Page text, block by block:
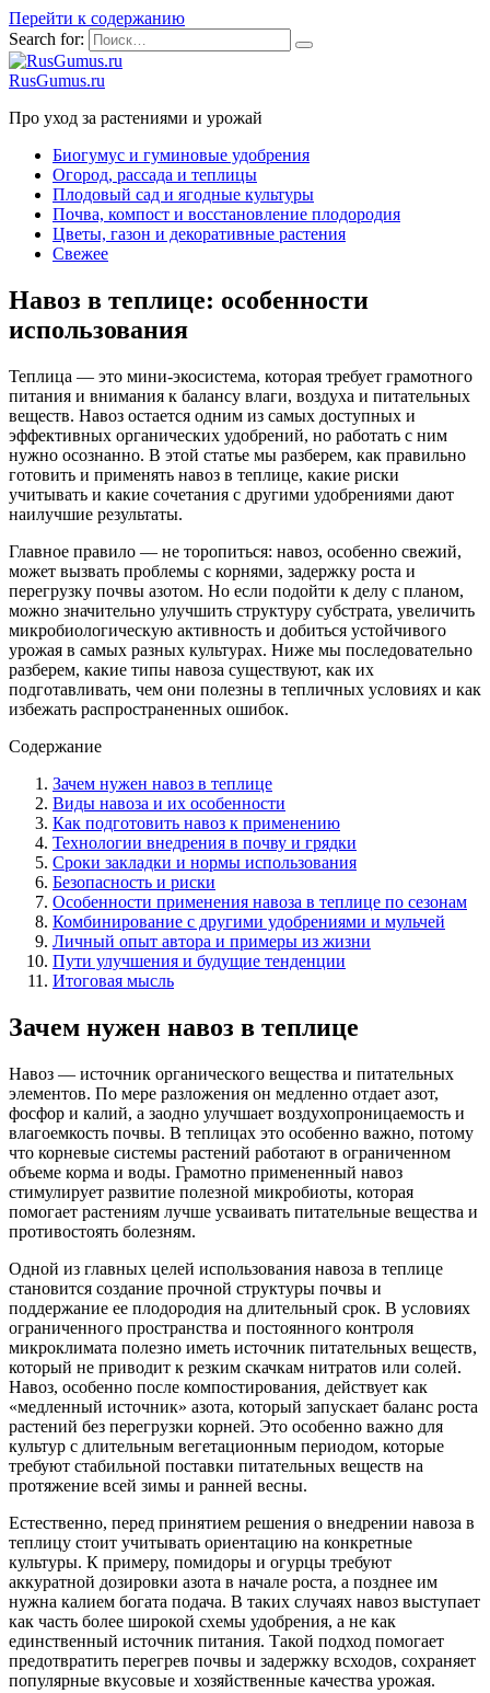
Перейти к содержанию
Search for:
RusGumus.ru
Про уход за растениями и урожай
Биогумус и гуминовые удобрения
Огород, рассада и теплицы
Плодовый сад и ягодные культуры
Почва, компост и восстановление плодородия
Цветы, газон и декоративные растения
Свежее
Навоз в теплице: особенности
использования
Теплица — это мини-экосистема, которая требует грамотного
питания и внимания к балансу влаги, воздуха и питательных
веществ. Навоз остается одним из самых доступных и
эффективных органических удобрений, но работать с ним
нужно осознанно. В этой статье мы разберем, как правильно
готовить и применять навоз в теплице, какие риски
учитывать и какие сочетания с другими удобрениями дают
наилучшие результаты.
Главное правило — не торопиться: навоз, особенно свежий,
может вызвать проблемы с корнями, задержку роста и
перегрузку почвы азотом. Но если подойти к делу с планом,
можно значительно улучшить структуру субстрата, увеличить
микробиологическую активность и добиться устойчивого
урожая в самых разных культурах. Ниже мы последовательно
разберем, какие типы навоза существуют, как их
подготавливать, чем они полезны в тепличных условиях и как
избежать распространенных ошибок.
Содержание
Зачем нужен навоз в теплице
Виды навоза и их особенности
Как подготовить навоз к применению
Технологии внедрения в почву и грядки
Сроки закладки и нормы использования
Безопасность и риски
Особенности применения навоза в теплице по сезонам
Комбинирование с другими удобрениями и мульчей
Личный опыт автора и примеры из жизни
Пути улучшения и будущие тенденции
Итоговая мысль
Зачем нужен навоз в теплице
Навоз — источник органического вещества и питательных
элементов. По мере разложения он медленно отдает азот,
фосфор и калий, а заодно улучшает воздухопроницаемость и
влагоемкость почвы. В теплицах это особенно важно, потому
что корневые системы растений работают в ограниченном
объеме корма и воды. Грамотно примененный навоз
стимулирует развитие полезной микробиоты, которая
помогает растениям лучше усваивать питательные вещества и
противостоять болезням.
Одной из главных целей использования навоза в теплице
становится создание прочной структуры почвы и
поддержание ее плодородия на длительный срок. В условиях
ограниченного пространства и постоянного контроля
микроклимата полезно иметь источник питательных веществ,
который не приводит к резким скачкам нитратов или солей.
Навоз, особенно после компостирования, действует как
«медленный источник» азота, который запускает баланс роста
растений без перегрузки корней. Это особенно важно для
культур с длительным вегетационным периодом, которые
требуют стабильной поставки питательных веществ на
протяжение всей зимы и ранней весны.
Естественно, перед принятием решения о внедрении навоза в
теплицу стоит учитывать ориентацию на конкретные
культуры. К примеру, помидоры и огурцы требуют
аккуратной дозировки азота в начале роста, а позднее им
нужна калием богата подача. В таких случаях навоз выступает
как часть более широкой схемы удобрения, а не как
единственный источник питания. Такой подход помогает
предотвратить перегрев почвы и задержку всходов, сохраняет
популярные вкусовые и хозяйственные качества урожая.